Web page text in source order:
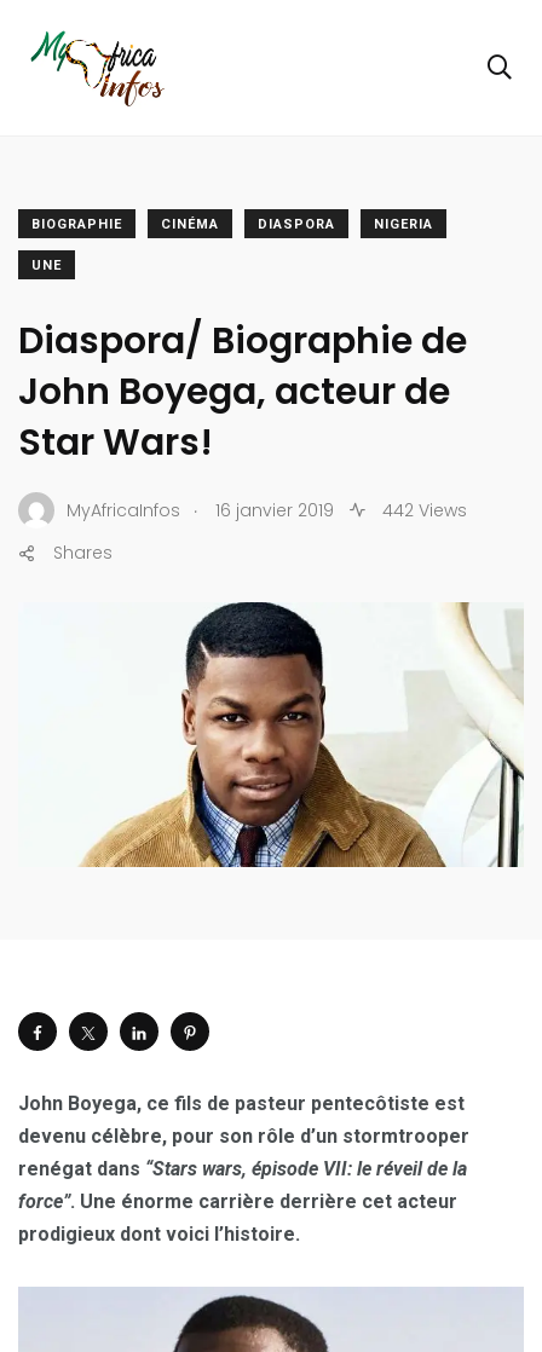
BIOGRAPHIE CINÉMA DIASPORA NIGERIA
UNE
Diaspora/ Biographie de
John Boyega, acteur de
Star Wars!
MyAfricaInfos . 16 janvier 2019
442 Views
Shares
John Boyega, ce fils de pasteur pentecôtiste est
devenu célèbre, pour son rôle d’un stormtrooper
renégat dans “Stars wars, épisode VII: le réveil de la
force”. Une énorme carrière derrière cet acteur
prodigieux dont voici l’histoire.